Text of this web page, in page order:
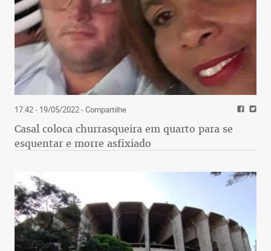
17:42 - 19/05/2022- Compartilhe
Casal coloca churrasqueira em quarto para se
esquentar e morre asfixiado